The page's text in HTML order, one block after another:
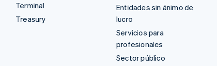
Terminal
Treasury
Entidades sin ánimo de
lucro
Servicios para
profesionales
Sector público